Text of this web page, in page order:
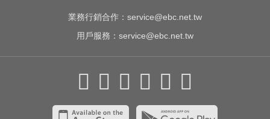
業務行銷合作： service@ebc.net.tw
用戶服務： service@ebc.net.tw